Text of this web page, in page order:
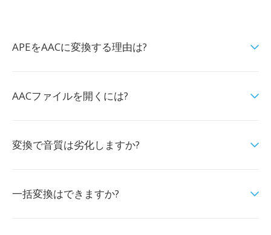
APEをAACに変換する理由は?
AACファイルを開くには?
変換で音質は劣化しますか?
一括変換はできますか?